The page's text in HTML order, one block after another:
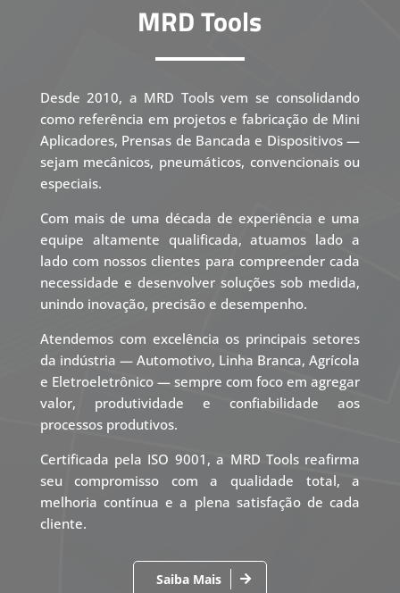
MRD Tools
Desde 2010, a MRD Tools vem se consolidando
como referência em projetos e fabricação de Mini
Aplicadores, Prensas de Bancada e Dispositivos —
sejam mecânicos, pneumáticos, convencionais ou
especiais.
Com mais de uma década de experiência e uma
equipe altamente qualificada, atuamos lado a
lado com nossos clientes para compreender cada
necessidade e desenvolver soluções sob medida,
unindo inovação, precisão e desempenho.
Atendemos com excelência os principais setores
da indústria — Automotivo, Linha Branca, Agrícola
e Eletroeletrônico — sempre com foco em agregar
valor, produtividade e confiabilidade aos
processos produtivos.
Certificada pela ISO 9001, a MRD Tools reafirma
seu compromisso com a qualidade total, a
melhoria contínua e a plena satisfação de cada
cliente.
Saiba Mais